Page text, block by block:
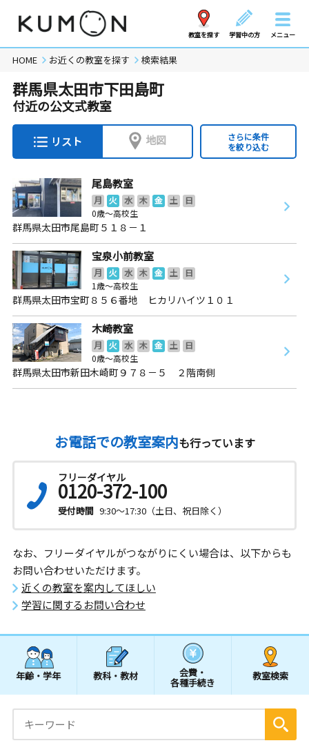
教室を探す 学習中の方 メニュー
HOME お近くの教室を探す 検索結果
群馬県太田市下田島町
付近の公文式教室
リスト 地図
さらに条件
を絞り込む
尾島教室
月 火 水 木 金 土
日
0歳～高校生
群馬県太田市尾島町５１８－１
宝泉小前教室
月 火 水 木 金 土
日
1歳～高校生
群馬県太田市宝町８５６番地 ヒカリハイツ１０１
木崎教室
月 火 水 木 金 土
日
0歳～高校生
群馬県太田市新田木崎町９７８－５ ２階南側
お電話での教室案内も行っています
フリーダイヤル
0120-372-100
受付時間 9:30～17:30（土日、祝日除く）
なお、フリーダイヤルがつながりにくい場合は、以下からも
お問い合わせいただけます。
近くの教室を案内してほしい
学習に関するお問い合わせ
年齢・学年 教科・教材 会費・
各種手続き
教室検索